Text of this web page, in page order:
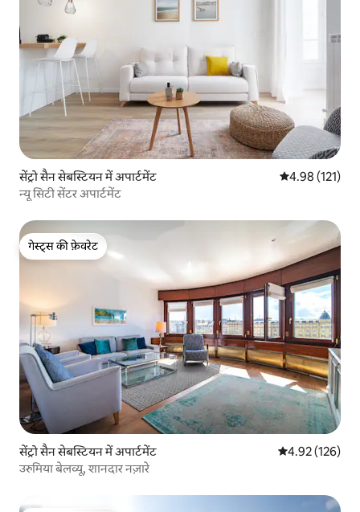
सेंट्रो सैन सेबस्टियन में अपार्टमेंट औसत रेटिंग 5 में से
4.98 (121)
न्यू सिटी सेंटर अपार्टमेंट
गेस्ट्स की फ़ेवरेट
गेस्ट्स की फ़ेवरेट
सेंट्रो सैन सेबस्टियन में अपार्टमेंट औसत रेटिंग 5 में से
4.92 (126)
उरुमिया बेलव्यू, शानदार नज़ारे